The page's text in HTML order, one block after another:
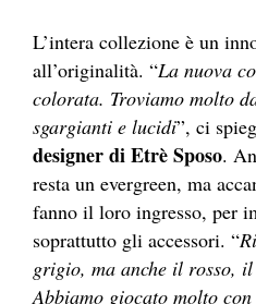
L’intera collezione è un
all’originalità. “La nuova
colorata. Troviamo molto
sgargianti e lucidi”, ci
designer di Etrè Sposo.
resta un evergreen, ma
fanno il loro ingresso, per
soprattutto gli accessori. “
grigio, ma anche il rosso, il
Abbiamo giocato molto